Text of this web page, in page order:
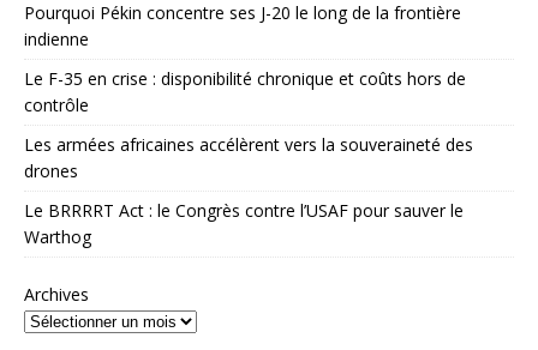
Pourquoi Pékin concentre ses J-20 le long de la frontière
indienne
Le F-35 en crise : disponibilité chronique et coûts hors de
contrôle
Les armées africaines accélèrent vers la souveraineté des
drones
Le BRRRRT Act : le Congrès contre l’USAF pour sauver le
Warthog
Archives